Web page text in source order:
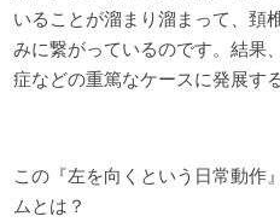
いることが溜まり溜まって、頚
みに繋がっているのです。結果
症などの重篤なケースに発展す
この『左を向くという日常動作
ムとは？